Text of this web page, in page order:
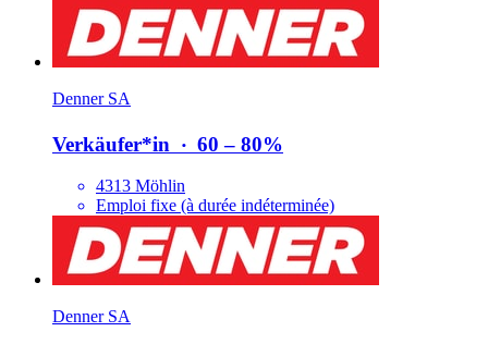
Denner SA
Verkäufer*​in ‧ 60 – 80%
4313 Möhlin
Emploi fixe (à durée indéterminée)
Denner SA